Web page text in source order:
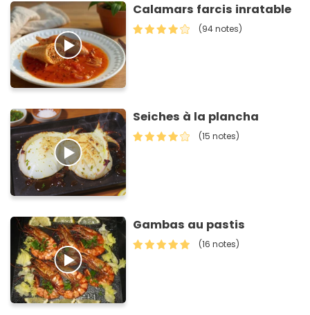
Calamars farcis inratable
(94 notes)
Seiches à la plancha
(15 notes)
Gambas au pastis
(16 notes)